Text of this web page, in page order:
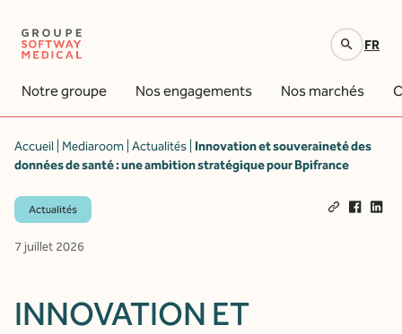
FR
Notre groupe Nos engagements Nos marchés
Accueil Mediaroom Actualités Innovation et souveraineté des
données de santé : une ambition stratégique pour Bpifrance
Actualités
7 juillet 2026
INNOVATION ET